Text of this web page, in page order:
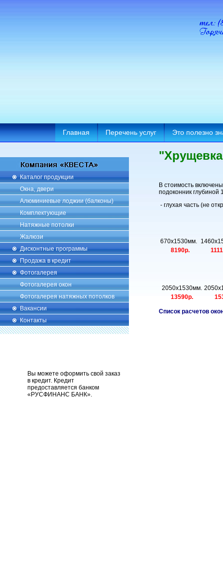
Главная Перечень услуг Это полезно
Каталог продукции
Окна, двери
Алюминиевые лоджии (балконы)
Комплектующие
Натяжные потолки
Жалюзи
Дисконтные программы
Продажа в кредит
Фотогалерея
Фотогалерея окон
Фотогалерея натяжных потолков
Вакансии
Контакты
Вы можете оформить свой заказ
в кредит. Кредит
предоставляется банком
«РУСФИНАНС БАНК».
В стоимость
подоконник глубиной
- глухая часть (не
670х1530мм.
8190р.
2050х1530мм.
13590р.
Список расчетов